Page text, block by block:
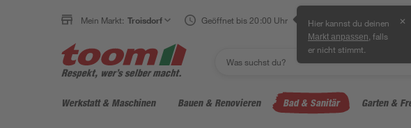
Mein Markt: Troisdorf Geöffnet bis 20:00 Uhr Hier kannst du deinen
Markt anpassen , falls
er nicht stimmt.
✕
Werkstatt & Maschinen Bauen & Renovieren Bad & Sanitär Garten &